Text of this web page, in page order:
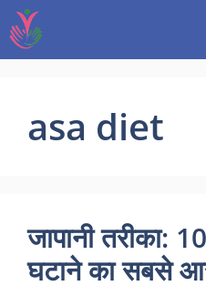
asa diet
जापानी तरीका:
घटाने का सबसे